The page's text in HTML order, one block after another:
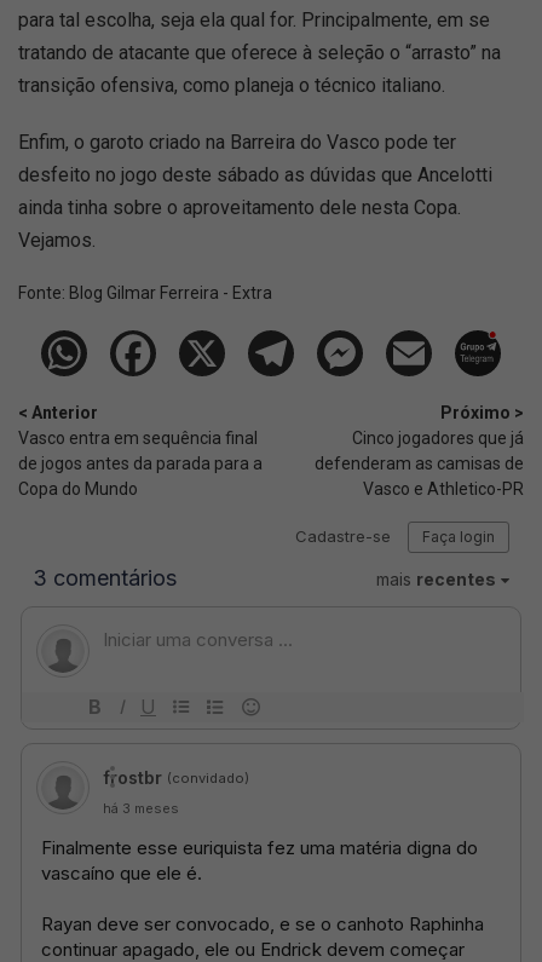
para tal escolha, seja ela qual for. Principalmente, em se
tratando de atacante que oferece à seleção o “arrasto” na
transição ofensiva, como planeja o técnico italiano.
Enfim, o garoto criado na Barreira do Vasco pode ter
desfeito no jogo deste sábado as dúvidas que Ancelotti
ainda tinha sobre o aproveitamento dele nesta Copa.
Vejamos.
Fonte: Blog Gilmar Ferreira - Extra
< Anterior
Vasco entra em sequência final
de jogos antes da parada para a
Copa do Mundo
Próximo >
Cinco jogadores que já
defenderam as camisas de
Vasco e Athletico-PR